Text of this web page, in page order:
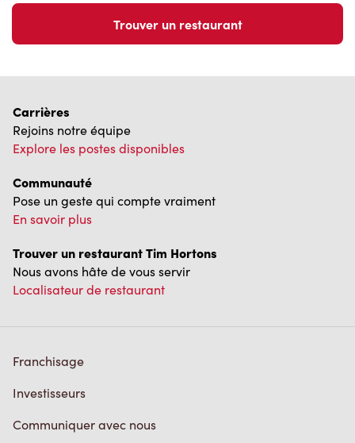
Trouver un restaurant
Carrières
Rejoins notre équipe
Explore les postes disponibles
Communauté
Pose un geste qui compte vraiment
En savoir plus
Trouver un restaurant Tim Hortons
Nous avons hâte de vous servir
Localisateur de restaurant
Franchisage
Investisseurs
Communiquer avec nous